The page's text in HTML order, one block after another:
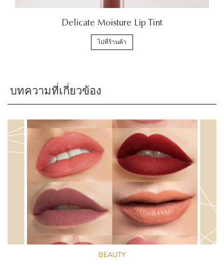
Delicate Moisture Lip Tint
ไปที่ร้านค้า
บทความที่เกี่ยวข้อง
BEAUTY